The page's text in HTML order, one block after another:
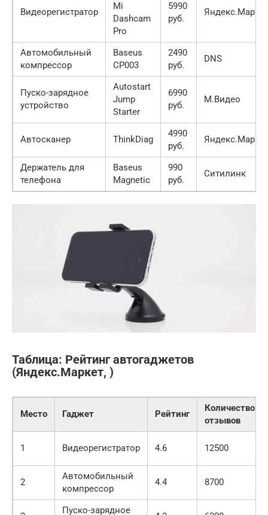
Видеорегистратор
Mi
Dashcam
Pro
5990
руб.
Яндекс.Маркет
Автомобильный
компрессор
Baseus
CP003
2490
руб.
DNS
Пуско-зарядное
устройство
Autostart
Jump
Starter
6990
руб.
М.Видео
Автосканер ThinkDiag
4990
руб.
Яндекс.Маркет
Держатель для
телефона
Baseus
Magnetic
990
руб.
Ситилинк
Таблица: Рейтинг автогаджетов
(Яндекс.Маркет, )
Место Гаджет Рейтинг
Количество
отзывов
1 Видеорегистратор 4.6 12500
2
Автомобильный
компрессор
4.4 8700
Пуско-зарядное